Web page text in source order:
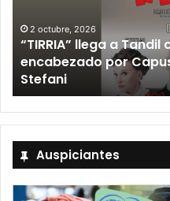
2 octubre, 2026
“TIRRIA” llega a
encabezado por
Stefani
Auspiciantes